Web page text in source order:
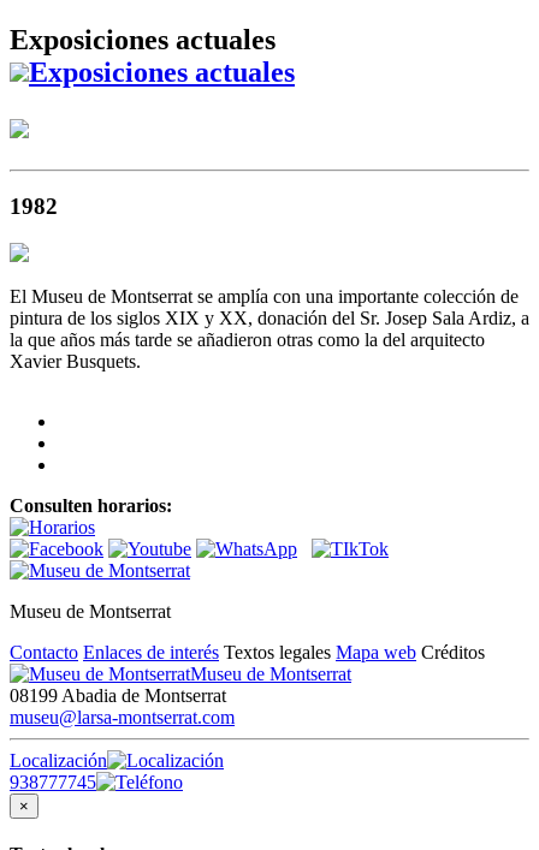
Exposiciones actuales
Exposiciones actuales
1982
El Museu de Montserrat se amplía con una importante colección de
pintura de los siglos XIX y XX, donación del Sr. Josep Sala Ardiz, a
la que años más tarde se añadieron otras como la del arquitecto
Xavier Busquets.
Consulten horarios:
Museu de Montserrat
Contacto Enlaces de interés Textos legales Mapa web Créditos
Museu de Montserrat
08199 Abadia de Montserrat
museu@larsa-montserrat.com
Localización
938777745
×